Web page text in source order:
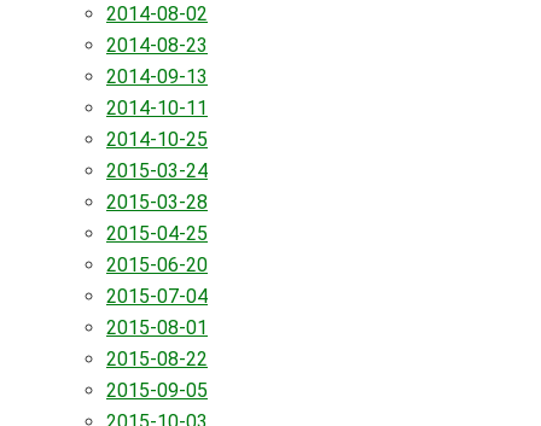
2014-08-02
2014-08-23
2014-09-13
2014-10-11
2014-10-25
2015-03-24
2015-03-28
2015-04-25
2015-06-20
2015-07-04
2015-08-01
2015-08-22
2015-09-05